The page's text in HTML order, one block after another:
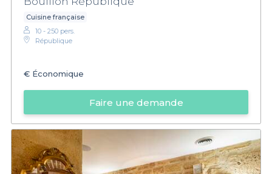
Cuisine française
10 - 250 pers.
République
€ Économique
Faire une demande